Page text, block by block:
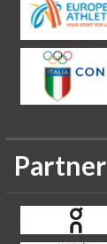
Partner